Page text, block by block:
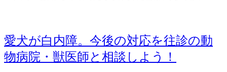
愛犬が白内障。今後の対応を往診の動
物病院・獣医師と相談しよう！